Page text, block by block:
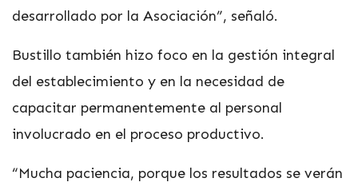
desarrollado por la Asociación”, señaló.
Bustillo también hizo foco en la gestión integral
del establecimiento y en la necesidad de
capacitar permanentemente al personal
involucrado en el proceso productivo.
“Mucha paciencia, porque los resultados se verán